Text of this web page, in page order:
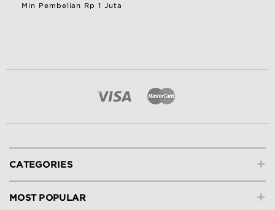
Min Pembelian Rp 1 Juta
+
CATEGORIES
+
MOST POPULAR